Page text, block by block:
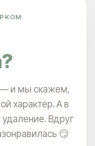
— и мы скажем,
характер. А в
Вдруг
😏